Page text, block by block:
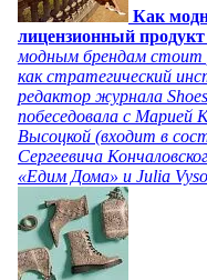
Как
лицензионный продукт
модным брендам стоит
как стратегический
редактор журнала
побеседовала с Марией
Высоцкой (входит в
Сергеевича
«Едим Дома» и Julia